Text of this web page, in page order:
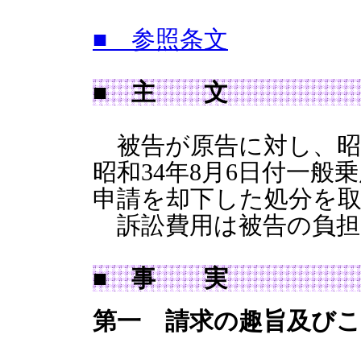
■ 参照条文
■ 主 文
被告が原告に対し、
昭和34年8月6日付一般
申請を却下した処分を
訴訟費用は被告の負
■ 事 実
第一 請求の趣旨及び